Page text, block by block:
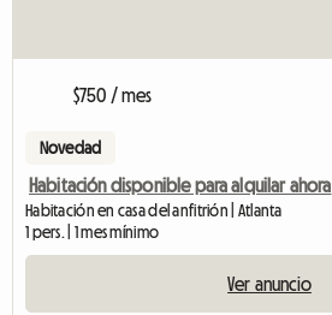
$750 / mes
Novedad
Habitación disponible para alquilar ahora
Habitación en casa del anfitrión | Atlanta
1 pers. | 1 mes mínimo
Ver anuncio